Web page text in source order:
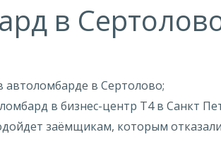
в
автоломбарде в Сертолово;
в бизнес-центр Т4 в Санкт
заёмщикам, которым